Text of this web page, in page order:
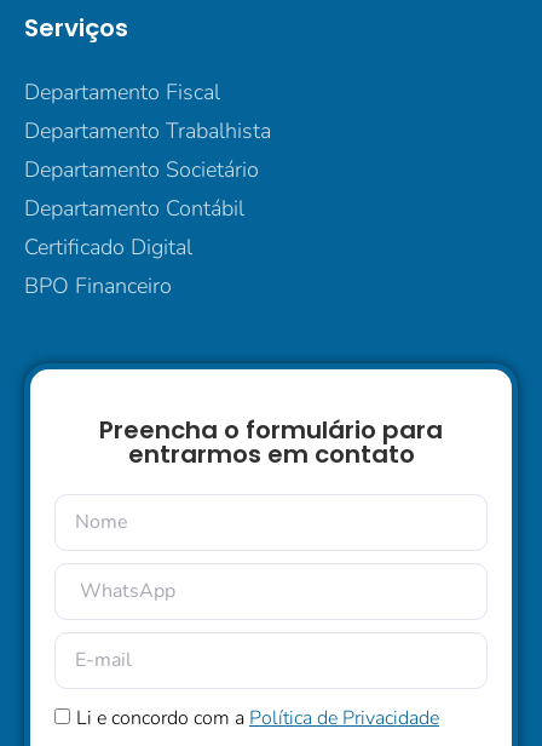
Serviços
Departamento Fiscal
Departamento Trabalhista
Departamento Societário
Departamento Contábil
Certificado Digital
BPO Financeiro
Preencha o formulário para
entrarmos em contato
Li e concordo com a Política de Privacidade